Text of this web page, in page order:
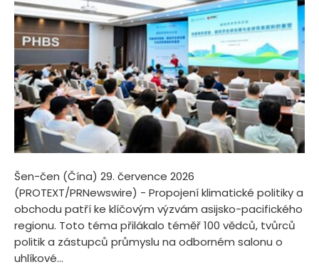
Šen-čen (Čína) 29. července 2026
(PROTEXT/PRNewswire) - Propojení klimatické politiky a
obchodu patří ke klíčovým výzvám asijsko-pacifického
regionu. Toto téma přilákalo téměř 100 vědců, tvůrců
politik a zástupců průmyslu na odborném salonu o
uhlíkové...